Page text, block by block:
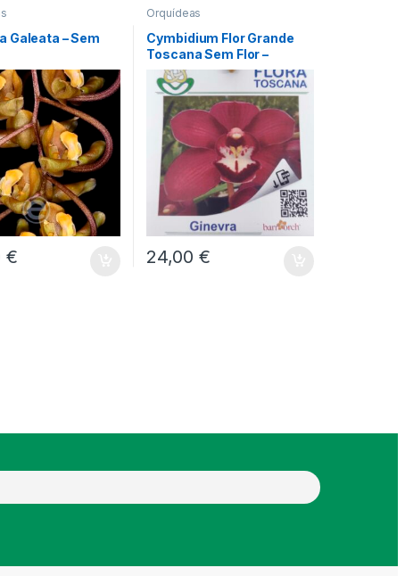
Galeata – Sem
€
Orquídeas
Cymbidium Flor Grande
Toscana Sem Flor –
Ginevra
24,00 €